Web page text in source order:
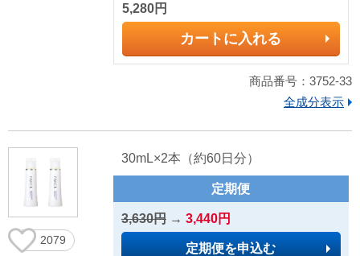
5,280円
カートに入れる
商品番号：3752-33
全成分表示
2079
30mL×2本（約60日分）
定期便
3,630円→ 3,440円
定期便を申込む